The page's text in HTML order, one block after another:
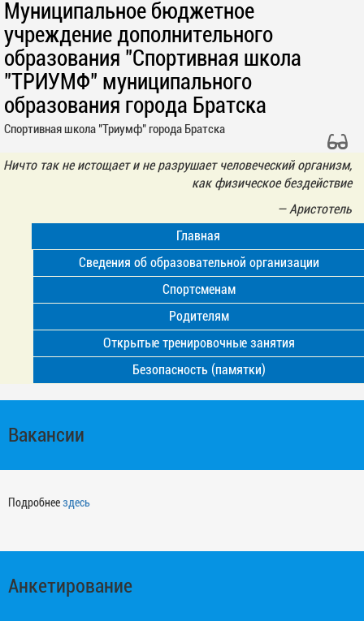
Муниципальное бюджетное
учреждение дополнительного
образования "Спортивная школа
"ТРИУМФ" муниципального
образования города Братска
Спортивная школа "Триумф" города Братска
Ничто так не истощает и не разрушает человеческий организм,
как физическое бездействие
—Аристотель
Главная
Сведения об образовательной организации
Спортсменам
Родителям
Открытые тренировочные занятия
Безопасность (памятки)
Вакансии
Подробнеездесь
Анкетирование